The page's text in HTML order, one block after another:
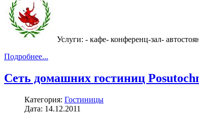
Услуги: - кафе- конференц-зал-
Подробнее...
Сеть домашних гостиниц
Категория: Гостиницы
Дата: 14.12.2011